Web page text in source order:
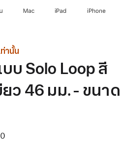
Mac iPad iPhone
านั้น
บ Solo Loop สี
ยว 46 มม. - ขนาด